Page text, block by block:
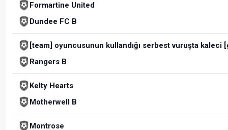
Formartine United
Dundee FC B
[team] oyuncusunun kullandığı serbest vuruşta kaleci
Rangers B
Kelty Hearts
Motherwell B
Montrose